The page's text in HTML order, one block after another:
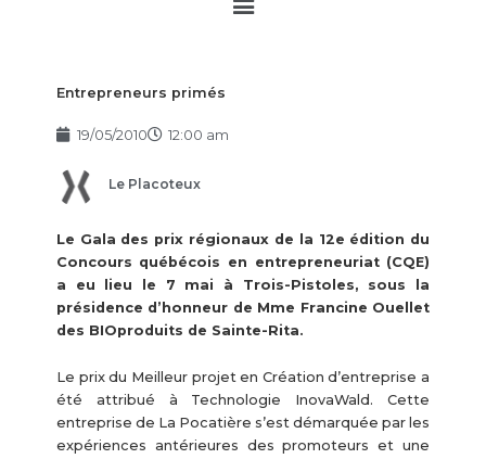
Entrepreneurs primés
19/05/2010 12:00 am
Le Placoteux
Le Gala des prix régionaux de la 12e édition du
Concours québécois en entrepreneuriat (CQE)
a eu lieu le 7 mai à Trois-Pistoles, sous la
présidence d’honneur de Mme Francine Ouellet
des BIOproduits de Sainte-Rita.
Le prix du Meilleur projet en Création d’entreprise a
été attribué à Technologie InovaWald. Cette
entreprise de La Pocatière s’est démarquée par les
expériences antérieures des promoteurs et une